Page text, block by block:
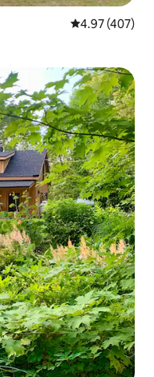
평점 4.97점(5
4.97 (407)